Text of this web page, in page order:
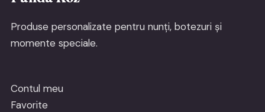
Produse personalizate pentru nunți, botezuri și
momente speciale.
Contul meu
Favorite